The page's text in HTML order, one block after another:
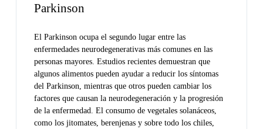
Parkinson
El Parkinson ocupa el segundo lugar entre las
enfermedades neurodegenerativas más comunes en las
personas mayores. Estudios recientes demuestran que
algunos alimentos pueden ayudar a reducir los síntomas
del Parkinson, mientras que otros pueden cambiar los
factores que causan la neurodegeneración y la progresión
de la enfermedad. El consumo de vegetales solanáceos,
como los jitomates, berenjenas y sobre todo los chiles,